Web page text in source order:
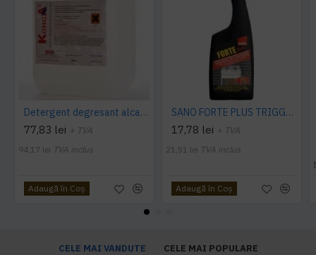
Detergent degresant alcalin Cuptor si Plita, 5 L, Konga
77,83 lei + TVA
94,17 lei TVA inclus
Adaugă în Coş
SANO FORTE PLUS TRIGGER, 750ml, detergent arsuri, grasimi
17,78 lei + TVA
21,51 lei TVA inclus
Adaugă în Coş
CELE MAI VANDUTE CELE MAI POPULARE